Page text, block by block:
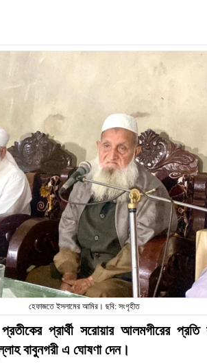
হেফাজতে ইসলামের আমির। ছবি: সংগৃহীত
প্রার্থী সরোয়ার আলমগীরের প্রতি
বাবুনগরী এ ঘোষণা দেন।